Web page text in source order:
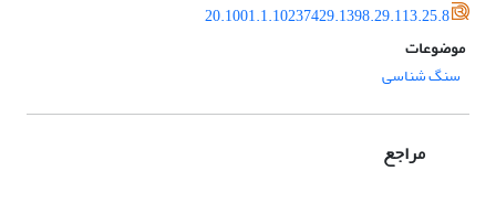
20.1001.1.10237429.1398.29.113.25.8
موضوعات
سنگ شناسی
مراجع